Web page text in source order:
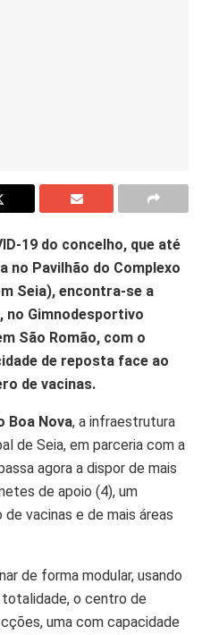
19 do concelho, que até
no Pavilhão do Complexo
Seia), encontra-se a
no Gimnodesportivo
São Romão, com o
de reposta face ao
de vacinas.
Boa Nova, a infraestrutura
de Seia, em parceria com a
agora a dispor de mais
de apoio (4), um
vacinas e de mais áreas
de forma modular, usando
o centro de
uma com capacidade